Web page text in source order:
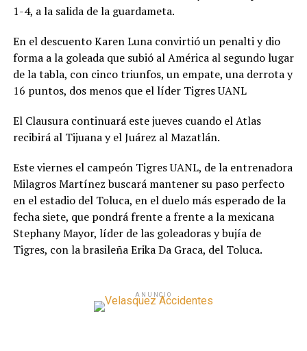
1-4, a la salida de la guardameta.
En el descuento Karen Luna convirtió un penalti y dio
forma a la goleada que subió al América al segundo lugar
de la tabla, con cinco triunfos, un empate, una derrota y
16 puntos, dos menos que el líder Tigres UANL
El Clausura continuará este jueves cuando el Atlas
recibirá al Tijuana y el Juárez al Mazatlán.
Este viernes el campeón Tigres UANL, de la entrenadora
Milagros Martínez buscará mantener su paso perfecto
en el estadio del Toluca, en el duelo más esperado de la
fecha siete, que pondrá frente a frente a la mexicana
Stephany Mayor, líder de las goleadoras y bujía de
Tigres, con la brasileña Erika Da Graca, del Toluca.
ANUNCIO